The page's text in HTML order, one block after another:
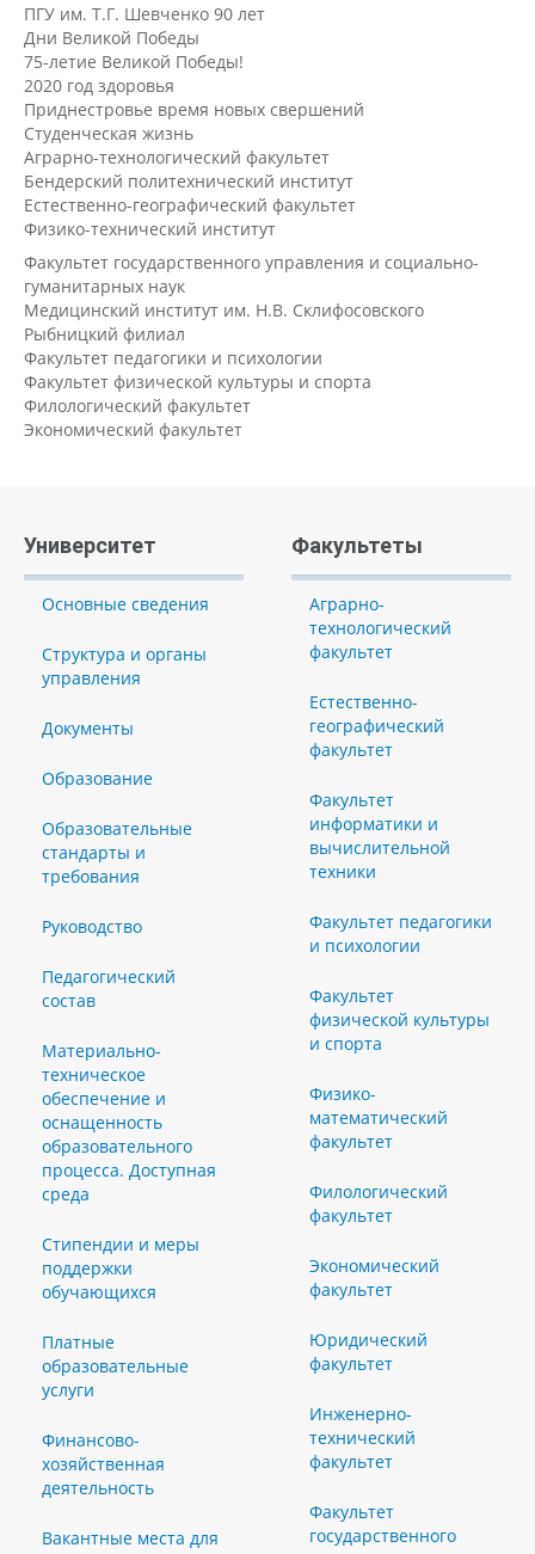
ПГУ им. Т.Г. Шевченко 90 лет
Дни Великой Победы
75-летие Великой Победы!
2020 год здоровья
Приднестровье время новых свершений
Студенческая жизнь
Аграрно-технологический факультет
Бендерский политехнический институт
Естественно-географический факультет
Физико-технический институт
Факультет государственного управления и социально-
гуманитарных наук
Медицинский институт им. Н.В. Склифосовского
Рыбницкий филиал
Факультет педагогики и психологии
Факультет физической культуры и спорта
Филологический факультет
Экономический факультет
Университет
Основные сведения
Структура и органы
управления
Документы
Образование
Образовательные
стандарты и
требования
Руководство
Педагогический
состав
Материально-
техническое
обеспечение и
оснащенность
образовательного
процесса. Доступная
среда
Стипендии и меры
поддержки
обучающихся
Платные
образовательные
услуги
Финансово-
хозяйственная
деятельность
Вакантные места для
Факультеты
Аграрно-
технологический
факультет
Естественно-
географический
факультет
Факультет
информатики и
вычислительной
техники
Факультет педагогики
и психологии
Факультет
физической культуры
и спорта
Физико-
математический
факультет
Филологический
факультет
Экономический
факультет
Юридический
факультет
Инженерно-
технический
факультет
Факультет
государственного